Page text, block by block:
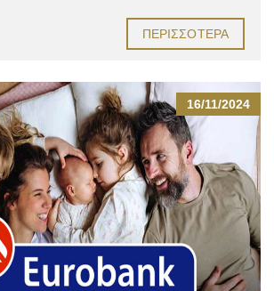
ΠΕΡΙΣΣΌΤΕΡΑ
16/11/2024